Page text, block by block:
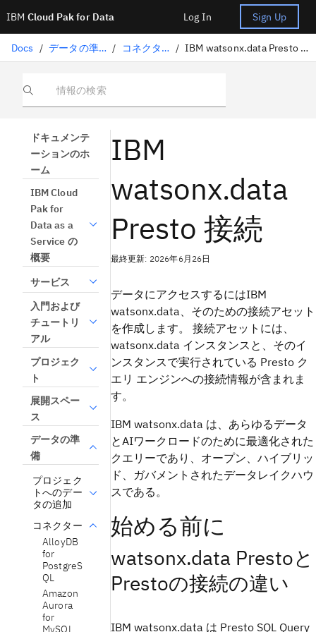
IBM Cloud Pak for Data Log In Sign Up
Docs / データの準備 / コネクター / IBM watsonx.data Presto 接続
情報の検索
ドキュメンテ
ーションのホ
ーム
IBM Cloud
Pak for
Data as a
Service の
概要
サービス
入門および
チュートリ
アル
プロジェク
ト
展開スペー
ス
データの準
備
プロジェク
トへのデー
タの追加
コネクター
AlloyDB
for
PostgreS
QL
Amazon
Aurora
for
MySQL
IBM
watsonx.data
Presto 接続
最終更新: 2026年6月26日
データにアクセスするにはIBM
watsonx.data、そのための接続アセット
を作成します。 接続アセットには、
watsonx.data インスタンスと、そのイ
ンスタンスで実行されている Presto ク
エリ エンジンへの接続情報が含まれま
す。
IBM watsonx.data は、あらゆるデータ
とAIワークロードのために最適化された
クエリーであり、オープン、ハイブリッ
ド、ガバメントされたデータレイクハウ
スである。
始める前に
watsonx.data Prestoと
Prestoの接続の違い
IBM watsonx.data は Presto SQL Query